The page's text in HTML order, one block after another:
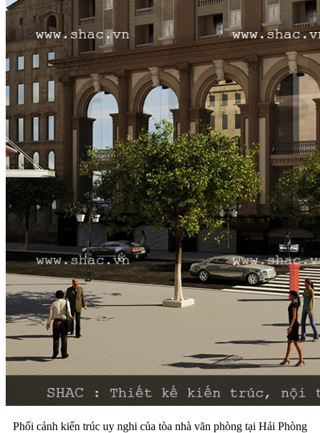
Phối cảnh kiến trúc uy nghi của tòa nhà văn phòng tại Hải Phòng